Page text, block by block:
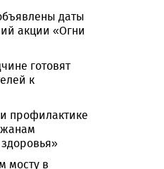
даты
акции «Огни
готовят
к
профилактике
мосту в